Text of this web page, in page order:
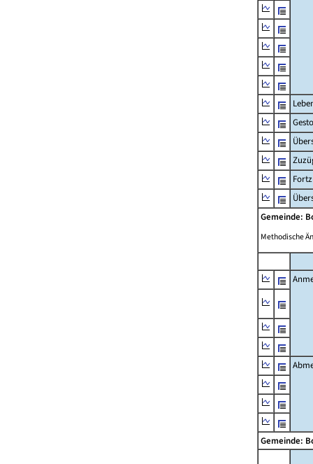
Gemeinde:
Methodische
Gemeinde: